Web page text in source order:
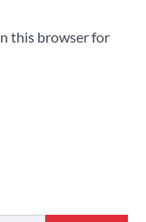
this browser for